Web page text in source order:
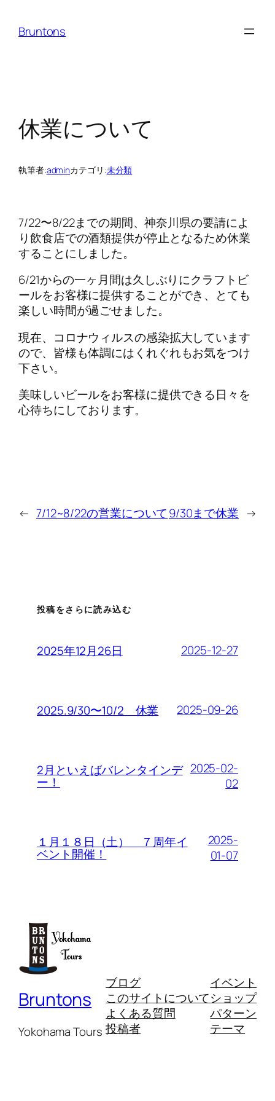
Bruntons
休業について
執筆者:adminカテゴリ:未分類
7/22〜8/22までの期間、神奈川県の要請によ
り飲食店での酒類提供が停止となるため休業
することにしました。
6/21からの一ヶ月間は久しぶりにクラフトビ
ールをお客様に提供することができ、とても
楽しい時間が過ごせました。
現在、コロナウィルスの感染拡大しています
ので、皆様も体調にはくれぐれもお気をつけ
下さい。
美味しいビールをお客様に提供できる日々を
心待ちにしております。
← 7/12~8/22の営業について9/30まで休業 →
投稿をさらに読み込む
2025年12月26日 2025-12-27
2025.9/30〜10/2 休業 2025-09-26
2月といえばバレンタインデ
ー！
2025-02-
02
１月１８日（土） ７周年イ
ベント開催！
2025-
01-07
Bruntons
Yokohama Tours
ブログ
このサイトについて
よくある質問
投稿者
イベント
ショップ
パターン
テーマ